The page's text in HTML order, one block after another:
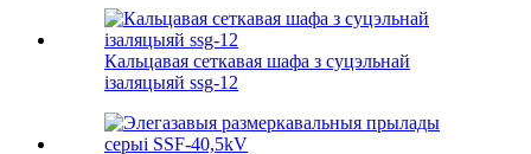
Кальцавая сеткавая шафа з суцэльнай
ізаляцыяй ssg-12